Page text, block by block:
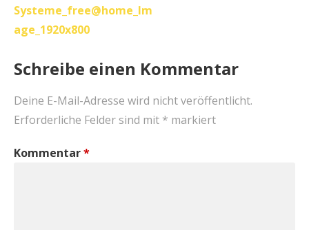
Systeme_free@home_Im
age_1920x800
Schreibe einen Kommentar
Deine E-Mail-Adresse wird nicht veröffentlicht.
Erforderliche Felder sind mit * markiert
Kommentar*